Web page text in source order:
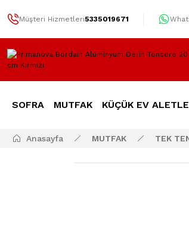
Müşteri Hizmetleri5335019671
SOFRA MUTFAK KÜÇÜK EV
Anasayfa MUTFAK TEK